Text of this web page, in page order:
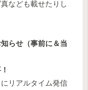
なども載せたりし
らせ（事前に＆当
リアルタイム発信